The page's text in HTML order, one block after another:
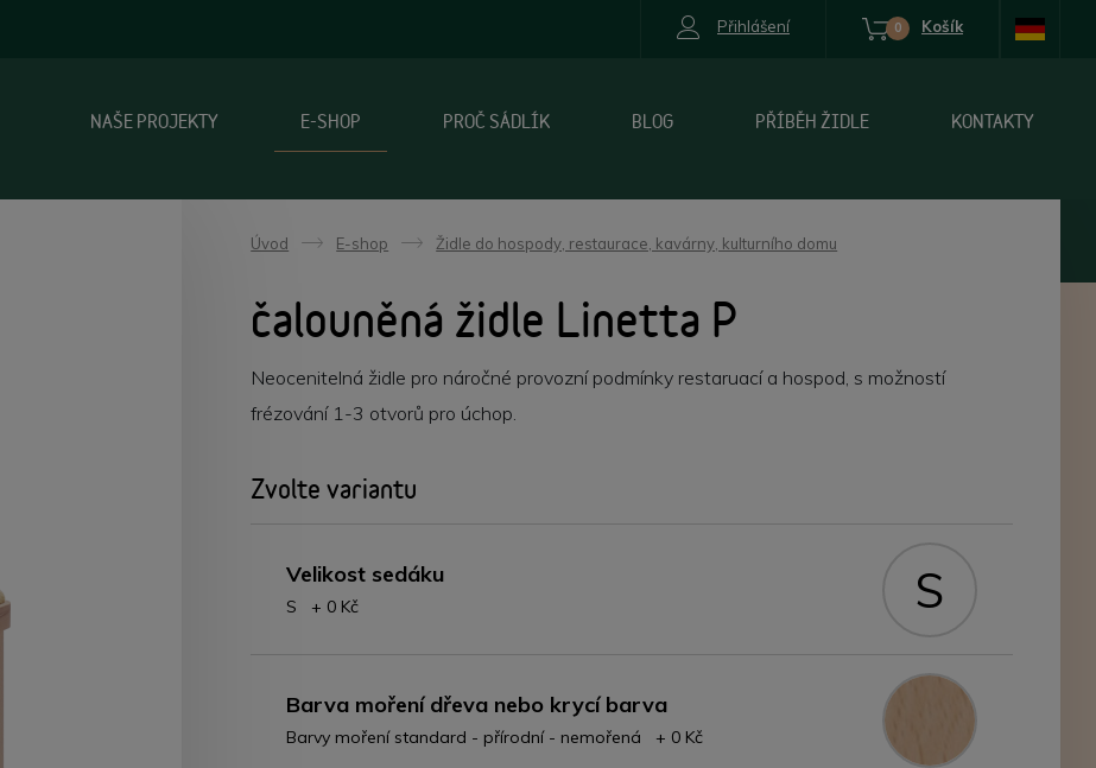
Košík
0
Přihlášení
NAŠE PROJEKTY E-SHOP PROČ SÁDLÍK BLOG PŘÍBĚH ŽIDLE KONTAKTY
Úvod ->
E-shop ->
Židle do hospody, restaurace, kavárny, kulturního domu
čalouněná židle Linetta P
Neocenitelná židle pro náročné provozní podmínky restaruací a hospod, s možností
frézování 1-3 otvorů pro úchop.
Zvolte variantu
Velikost sedáku
S + 0 Kč S
Barva moření dřeva nebo krycí barva
Barvy moření standard - přírodní - nemořená + 0 Kč